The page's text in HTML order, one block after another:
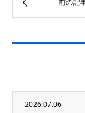
2026.07.06